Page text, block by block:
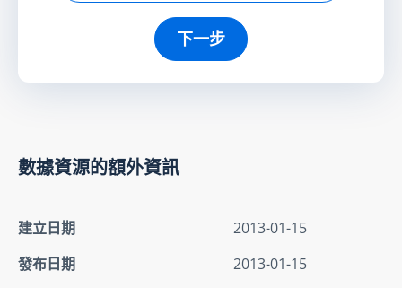
下一步
數據資源的額外資訊
建立日期
2013-01-15
發布日期
2013-01-15